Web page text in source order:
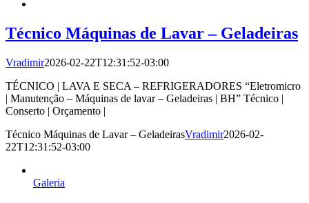
Técnico Máquinas de Lavar – Geladeiras
Vradimir2026-02-22T12:31:52-03:00
TÉCNICO | LAVA E SECA – REFRIGERADORES “Eletromicro
| Manutenção – Máquinas de lavar – Geladeiras | BH” Técnico |
Conserto | Orçamento |
Técnico Máquinas de Lavar – GeladeirasVradimir2026-02-
22T12:31:52-03:00
Galeria